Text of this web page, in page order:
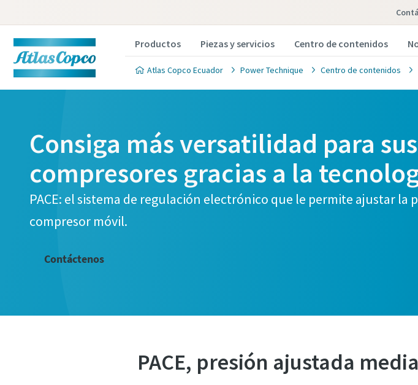
Productos Piezas y servicios Centro de contenidos
Atlas Copco Ecuador Power Technique Centro de contenidos
Consiga más versatilidad para sus
compresores gracias a la
PACE: el sistema de regulación electrónico que le permite ajustar la
compresor móvil.
Contáctenos
PACE, presión ajustada
Solicitud del cliente
Todos los campos marcados con un (*)